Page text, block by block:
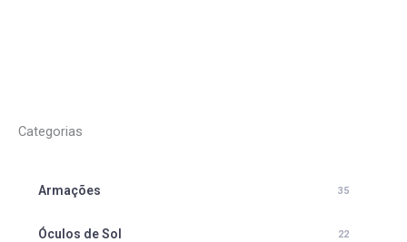
Categorias
Armações 35
Óculos de Sol 22